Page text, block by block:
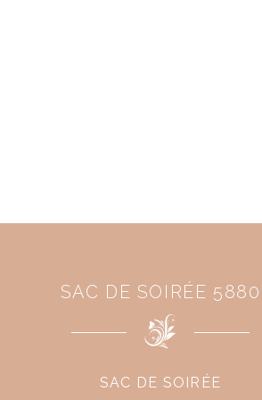
SAC DE SOIRÉE 5880
SAC DE SOIRÉE